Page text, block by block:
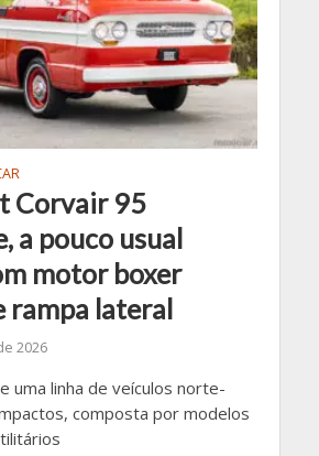
Corvair 95
a pouco usual
motor boxer
rampa lateral
2026
uma linha de veículos norte-
composta por modelos